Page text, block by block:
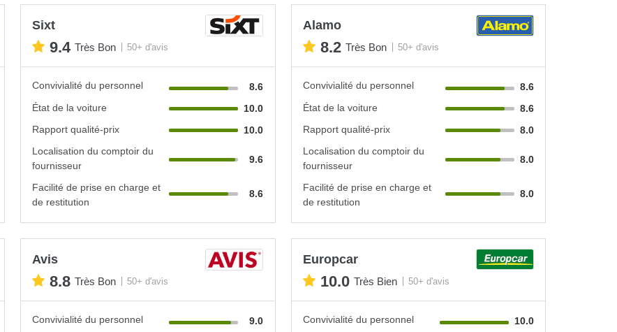
Sixt
9.4 Très Bon 50+ d'avis
Convivialité du personnel
8.6
État de la voiture
10.0
Rapport qualité-prix
10.0
Localisation du comptoir du
fournisseur
9.6
Facilité de prise en charge et
de restitution
8.6
Alamo
8.2 Très Bon 50+ d'avis
Convivialité du personnel
8.6
État de la voiture
8.6
Rapport qualité-prix
8.0
Localisation du comptoir du
fournisseur
8.0
Facilité de prise en charge et
de restitution
8.0
Avis
8.8 Très Bon 50+ d'avis
Convivialité du personnel
9.0
Europcar
10.0 Très Bien 50+ d'avis
Convivialité du personnel
10.0